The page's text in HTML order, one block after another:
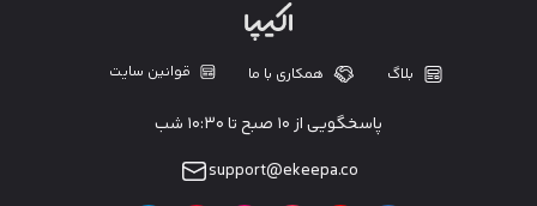
بلاگ همکاری با ما قوانین سایت
پاسخگویی از ۱۰ صبح تا ۱۰:۳۰ شب
support@ekeepa.co